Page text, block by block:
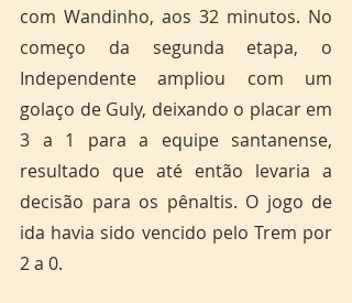
com Wandinho, aos 32 minutos. No
começo da segunda etapa, o
Independente ampliou com um
golaço de Guly, deixando o placar em
3 a 1 para a equipe santanense,
resultado que até então levaria a
decisão para os pênaltis. O jogo de
ida havia sido vencido pelo Trem por
2 a 0.